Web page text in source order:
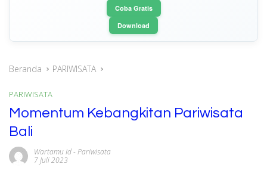
Coba Gratis
Download
Beranda PARIWISATA
PARIWISATA
Momentum Kebangkitan Pariwisata
Bali
Wartamu Id- Pariwisata
7 Juli 2023